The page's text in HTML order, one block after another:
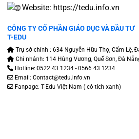
Website: https://tedu.info.vn
CÔNG TY CỔ PHẦN GIÁO DỤC VÀ ĐẦU TƯ
T-EDU
Trụ sở chính : 634 Nguyễn Hữu Thọ, Cẩm Lệ,
Chi nhánh: 114 Hùng Vương, Quế Sơn, Đà
Hotline: 0522 43 1234 - 0566 43 1234
Email: Contact@tedu.info.vn
Fanpage: T-Edu Việt Nam ( có tích xanh)